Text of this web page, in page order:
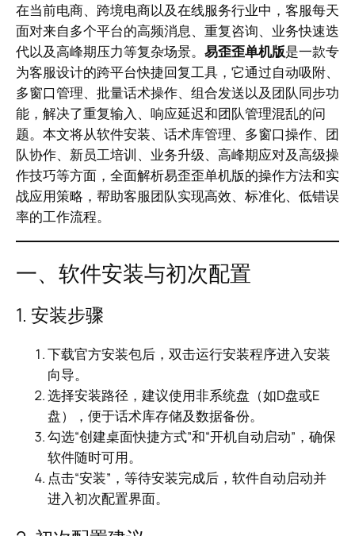
在当前电商、跨境电商以及在线服务行业中，客服每天
面对来自多个平台的高频消息、重复咨询、业务快速迭
代以及高峰期压力等复杂场景。 易歪歪单机版是一款专
为客服设计的跨平台快捷回复工具，它通过自动吸附、
多窗口管理、批量话术操作、组合发送以及团队同步功
能，解决了重复输入、响应延迟和团队管理混乱的问
题。本文将从软件安装、话术库管理、多窗口操作、团
队协作、新员工培训、业务升级、高峰期应对及高级操
作技巧等方面，全面解析易歪歪单机版的操作方法和实
战应用策略，帮助客服团队实现高效、标准化、低错误
率的工作流程。
一、软件安装与初次配置
1. 安装步骤
下载官方安装包后，双击运行安装程序进入安装
向导。
选择安装路径，建议使用非系统盘（如D盘或E
盘），便于话术库存储及数据备份。
勾选“创建桌面快捷方式”和“开机自动启动”，确保
软件随时可用。
点击“安装”，等待安装完成后，软件自动启动并
进入初次配置界面。